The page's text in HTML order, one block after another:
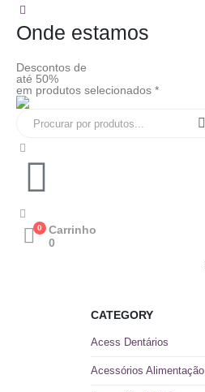
Onde estamos
Descontos de
até 50%
em produtos selecionados *
0
Carrinho
0
CATEGORY
Acess Dentários
Acessórios Alimentação